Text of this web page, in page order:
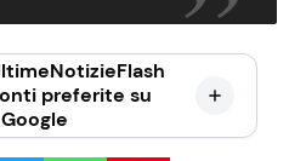
preferite su
Google